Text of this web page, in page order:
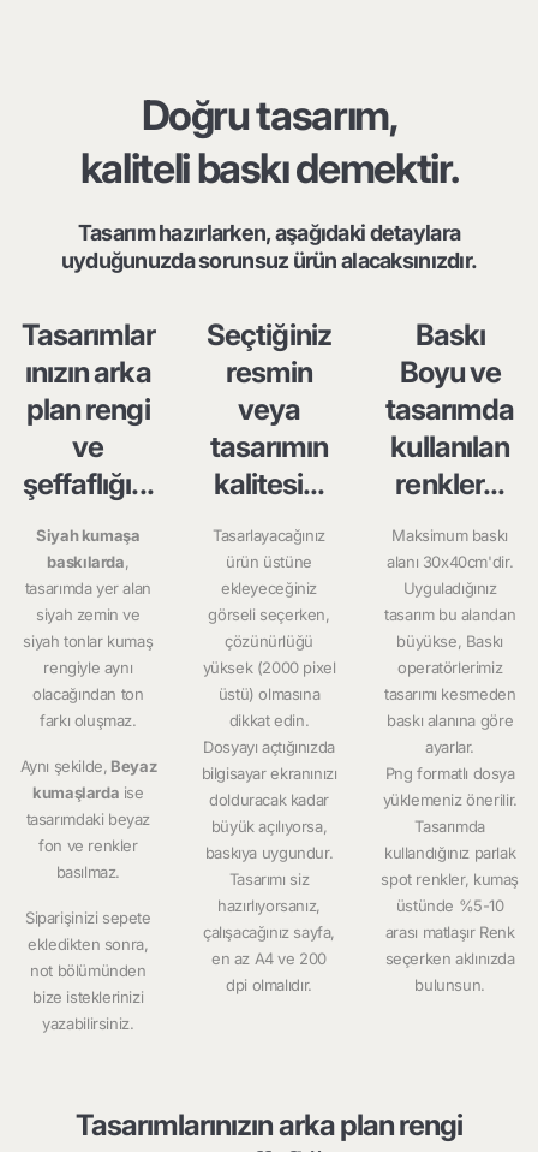
Doğru tasarım,
kaliteli baskı demektir.
Tasarım hazırlarken, aşağıdaki detaylara
uyduğunuzda sorunsuz ürün alacaksınızdır.
Tasarımlar
ınızın arka
plan rengi
ve
şeffaflığı...
Siyah kumaşa
baskılarda,
tasarımda yer alan
siyah zemin ve
siyah tonlar kumaş
rengiyle aynı
olacağından ton
farkı oluşmaz.
Aynı şekilde, Beyaz
kumaşlarda ise
tasarımdaki beyaz
fon ve renkler
basılmaz.
Siparişinizi sepete
ekledikten sonra,
not bölümünden
bize isteklerinizi
yazabilirsiniz.
Seçtiğiniz
resmin
veya
tasarımın
kalitesi...
Tasarlayacağınız
ürün üstüne
ekleyeceğiniz
görseli seçerken,
çözünürlüğü
yüksek (2000 pixel
üstü) olmasına
dikkat edin.
Dosyayı açtığınızda
bilgisayar ekranınızı
dolduracak kadar
büyük açılıyorsa,
baskıya uygundur.
Tasarımı siz
hazırlıyorsanız,
çalışacağınız sayfa,
en az A4 ve 200
dpi olmalıdır.
Baskı
Boyu ve
tasarımda
kullanılan
renkler...
Maksimum baskı
alanı 30x40cm'dir.
Uyguladığınız
tasarım bu alandan
büyükse, Baskı
operatörlerimiz
tasarımı kesmeden
baskı alanına göre
ayarlar.
Png formatlı dosya
yüklemeniz önerilir.
Tasarımda
kullandığınız parlak
spot renkler, kumaş
üstünde %5-10
arası matlaşır Renk
seçerken aklınızda
bulunsun.
Tasarımlarınızın arka plan rengi